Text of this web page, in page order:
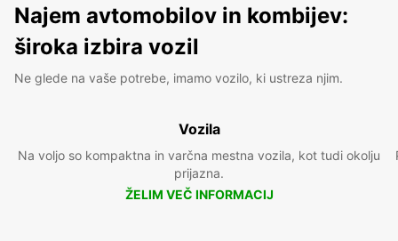
Najem avtomobilov in kombijev:
široka izbira vozil
Ne glede na vaše potrebe, imamo vozilo, ki ustreza njim.
Vozila
Na voljo so kompaktna in varčna mestna vozila, kot tudi okolju
prijazna.
ŽELIM VEČ INFORMACIJ